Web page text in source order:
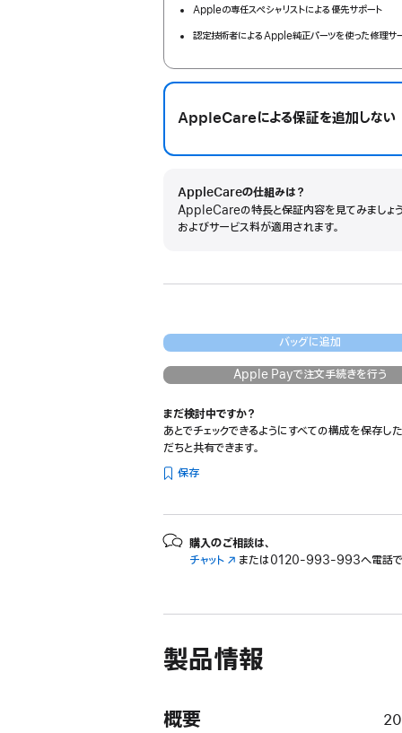
Appleの専任スペシャリストによる優先サポート
認定技術者によるApple純正パーツを使った修理サ
AppleCareによる保証を追加しない
AppleCareの仕組みは？
AppleCareの特長と保証内容を見てみましょ
およびサービス料が適用されます。
バッグに追加
Apple Payで注文手続きを行う
まだ検討中ですか？
あとでチェックできるようにすべての構成を保存した
だちと共有できます。
保存
購入のご相談は、
チャット （新
イ
ド
ウ
または0120-993-993へ電話で
製品情報
概要